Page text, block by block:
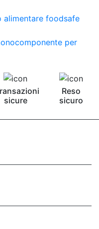
alimentare foodsafe
per
sicure
Reso
sicuro